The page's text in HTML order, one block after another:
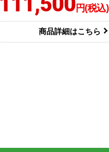
円(税込)
商品詳細はこちら